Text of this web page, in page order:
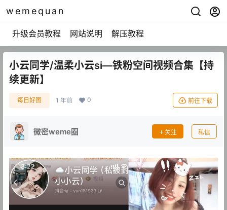
wemequan
升级会员教程 网站说明 解压教程
小云同学/温柔小云si—铁粉空间视频合集【持
续更新】
每日好图 1 年前 0 前往下载
微密weme圈 关注 私信